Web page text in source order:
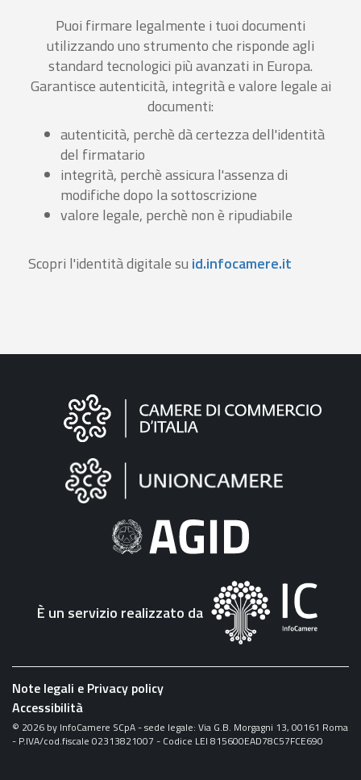
Puoi firmare legalmente i tuoi documenti
utilizzando uno strumento che risponde agli
standard tecnologici più avanzati in Europa.
Garantisce autenticità, integrità e valore legale ai
documenti:
autenticità, perchè dà certezza dell'identità
del firmatario
integrità, perchè assicura l'assenza di
modifiche dopo la sottoscrizione
valore legale, perchè non è ripudiabile
Scopri l'identità digitale su id.infocamere.it
Informazioni
"Fattura
Elettronica"
È un servizio realizzato da
Note legali e Privacy policy
Accessibilità
© 2026 by InfoCamere SCpA - sede legale: Via G.B. Morgagni 13, 00161 Roma
- P.IVA/cod.fiscale 02313821007 - Codice LEI 815600EAD78C57FCE690